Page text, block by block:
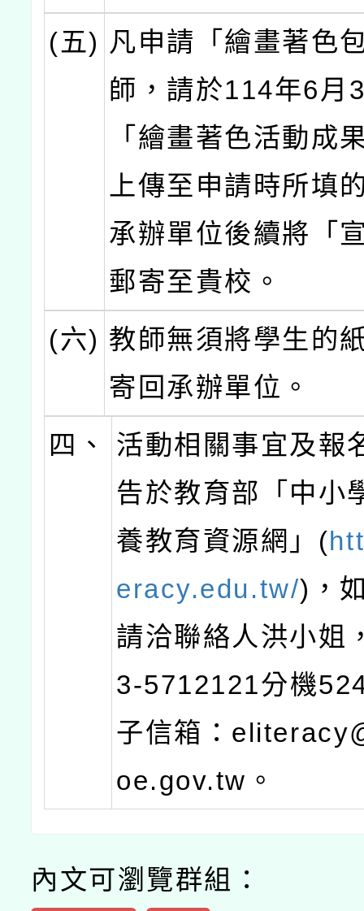
(五) 凡申請「繪畫著色
師，請於114年6月
「繪畫著色活動成
上傳至申請時所填
承辦單位後續將「
郵寄至貴校。
(六) 教師無須將學生的
寄回承辦單位。
四、
活動相關事宜及報
告於教育部「中小
養教育資源網」(
eracy.edu.tw/)，
請洽聯絡人洪小姐
3-5712121分機
子信箱：
oe.gov.tw。
內文可瀏覽群組：